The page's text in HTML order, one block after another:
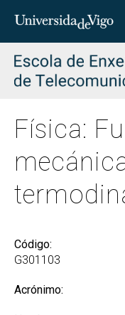
Insertar
para
Física:
Código:
G301103
Acrónimo: